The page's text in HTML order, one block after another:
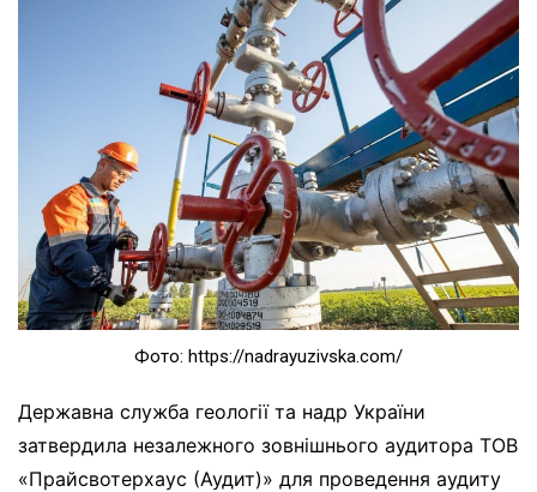
Фото: https://nadrayuzivska.com/
Державна служба геології та надр України
затвердила незалежного зовнішнього аудитора ТОВ
«Прайсвотерхаус (Аудит)» для проведення аудиту